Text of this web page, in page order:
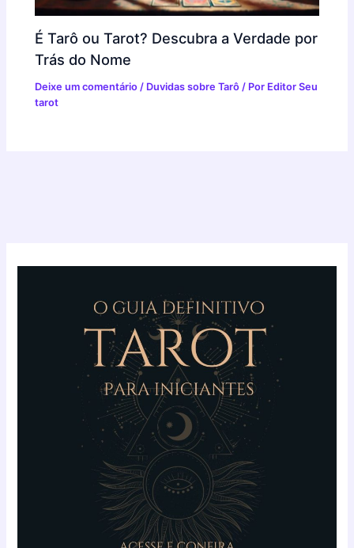
É Tarô ou Tarot? Descubra a Verdade por
Trás do Nome
Deixe um comentário / Duvidas sobre Tarô / Por Editor Seu
tarot